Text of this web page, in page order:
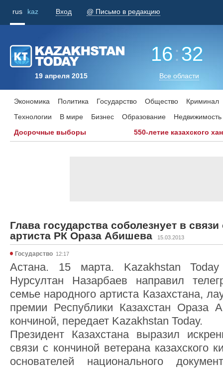
rus kaz Вход @ Письмо в редакцию
19 апреля 2015
16:32
Все области
Экономика Политика Государство Общество
Криминал
Технологии
В мире Бизнес Образование
Недвижимость
Досрочные выборы
550-летие казахского
Глава государства соболезнует в
артиста РК Ораза Абишева
15.03.2013
Государство 12:17
Астана. 15 марта. Kazakhstan
Нурсултан Назарбаев направил
семье народного артиста Казахстана,
премии Республики Казахстан Ораза
кончиной, передает Kazakhstan Today.
Президент Казахстана выразил
связи с кончиной ветерана казахского
основателей национального